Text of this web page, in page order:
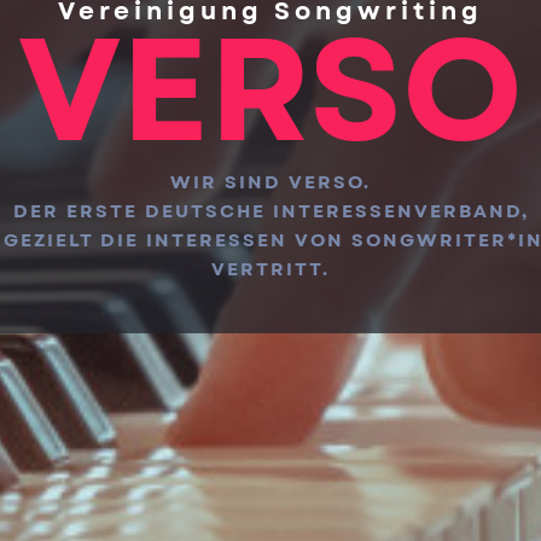
Vereinigung Songwriting
VERSO
WIR SIND VERSO.
DER ERSTE DEUTSCHE INTERESSENVERBAND,
GEZIELT DIE INTERESSEN VON
VERTRITT.